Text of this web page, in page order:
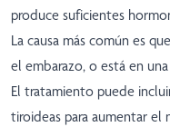
produce suficientes
La causa más común es
el embarazo, o está en
El tratamiento puede
tiroideas para aumentar el